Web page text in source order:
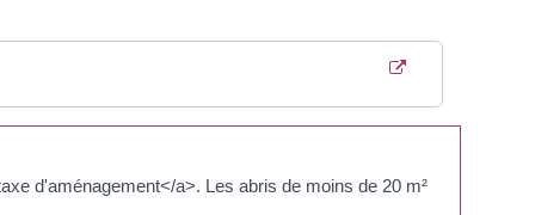
d'aménagement</a>. Les abris de moins de 20 m²